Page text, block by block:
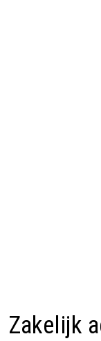
Zakelijk